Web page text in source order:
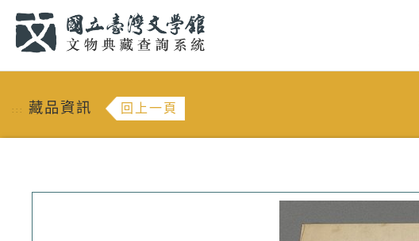
::: 藏品資訊 回上一頁